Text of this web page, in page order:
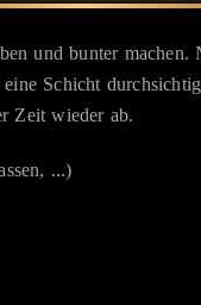
und bunter
Schicht
Zeit wieder ab.
...)